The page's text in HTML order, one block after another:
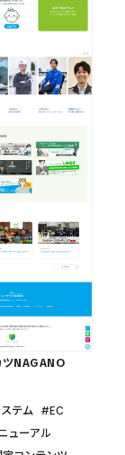
ツNAGANO
テム
EC
ューアル